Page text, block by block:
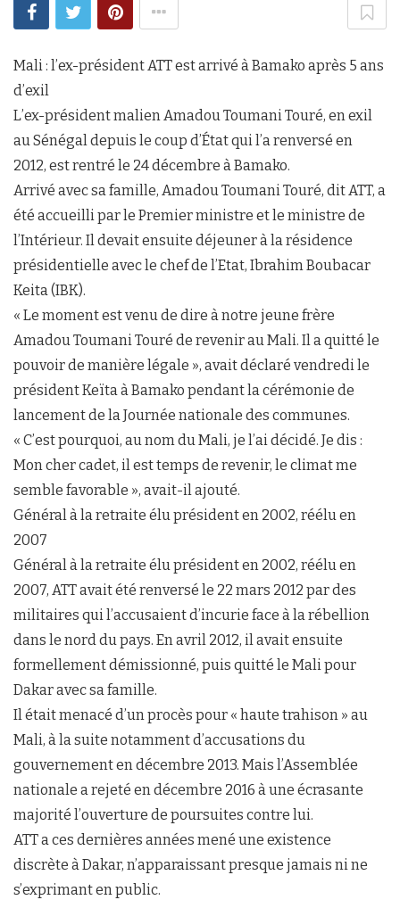
Mali : l’ex-président ATT est arrivé à Bamako après 5 ans
d’exil
L’ex-président malien Amadou Toumani Touré, en exil
au Sénégal depuis le coup d’État qui l’a renversé en
2012, est rentré le 24 décembre à Bamako.
Arrivé avec sa famille, Amadou Toumani Touré, dit ATT, a
été accueilli par le Premier ministre et le ministre de
l’Intérieur. Il devait ensuite déjeuner à la résidence
présidentielle avec le chef de l’Etat, Ibrahim Boubacar
Keita (IBK).
« Le moment est venu de dire à notre jeune frère
Amadou Toumani Touré de revenir au Mali. Il a quitté le
pouvoir de manière légale », avait déclaré vendredi le
président Keïta à Bamako pendant la cérémonie de
lancement de la Journée nationale des communes.
« C’est pourquoi, au nom du Mali, je l’ai décidé. Je dis :
Mon cher cadet, il est temps de revenir, le climat me
semble favorable », avait-il ajouté.
Général à la retraite élu président en 2002, réélu en
2007
Général à la retraite élu président en 2002, réélu en
2007, ATT avait été renversé le 22 mars 2012 par des
militaires qui l’accusaient d’incurie face à la rébellion
dans le nord du pays. En avril 2012, il avait ensuite
formellement démissionné, puis quitté le Mali pour
Dakar avec sa famille.
Il était menacé d’un procès pour « haute trahison » au
Mali, à la suite notamment d’accusations du
gouvernement en décembre 2013. Mais l’Assemblée
nationale a rejeté en décembre 2016 à une écrasante
majorité l’ouverture de poursuites contre lui.
ATT a ces dernières années mené une existence
discrète à Dakar, n’apparaissant presque jamais ni ne
s’exprimant en public.